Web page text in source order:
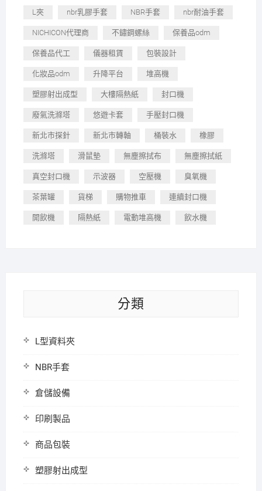
L夾 nbr乳膠手套 NBR手套 nbr耐油手套
NICHICON代理商 不鏽鋼螺絲 保養品odm
保養品代工 儀器租賃 包裝設計
化妝品odm 升降平台 堆高機
塑膠射出成型 大樓隔熱紙 封口機
廢氣洗滌塔 悠遊卡套 手壓封口機
新北市探針 新北市轉軸 桶裝水 橡膠
洗滌塔 滑鼠墊 無塵擦拭布 無塵擦拭紙
真空封口機 示波器 空壓機 臭氧機
茶葉罐 貨梯 購物推車 連續封口機
開飲機 隔熱紙 電動堆高機 飲水機
分類
L型資料夾
NBR手套
倉儲設備
印刷製品
商品包裝
塑膠射出成型